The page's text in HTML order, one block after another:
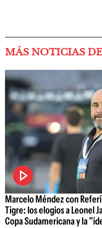
MÁS NOTICIAS
Marcelo Méndez con
Tigre: los elogios a Leonel
Copa Sudamericana y la